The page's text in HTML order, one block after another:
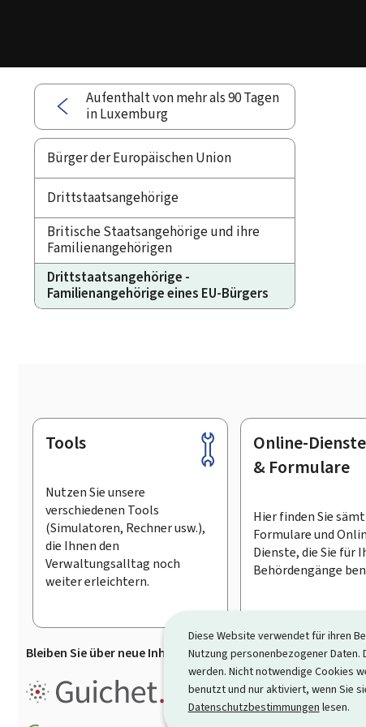
Diese Website verwendet für ihren
Nutzung personenbezogener Daten.
werden. Nicht notwendige Cookies
benutzt und nur aktiviert, wenn Sie
Datenschutzbestimmungen lesen.
Aufenthalt von mehr als 90 Tagen
in Luxemburg
Bürger der Europäischen Union
Drittstaatsangehörige
Britische Staatsangehörige und ihre
Familienangehörigen
Drittstaatsangehörige -
Familienangehörige eines EU-Bürgers
Footer
Tools
Nutzen Sie unsere
verschiedenen Tools
(Simulatoren, Rechner usw.),
die Ihnen den
Verwaltungsalltag noch
weiter erleichtern.
Online-Dienste
& Formulare
Hier finden Sie
Formulare und
Dienste, die Sie für
Behördengänge
Bleiben Sie über neue Inhalte auf Guichet.lu informiert
Guichet.lu ist ein
Informationen,